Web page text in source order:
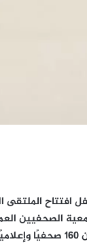
افتتاح
الصحفيين
.